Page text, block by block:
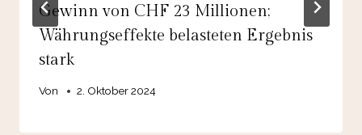
Gewinn von CHF 23 Millionen;
Währungseffekte belasteten Ergebnis
stark
Von 2. Oktober 2024